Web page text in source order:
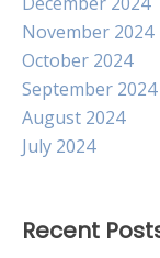
November 2024
October 2024
September 2024
August 2024
July 2024
Recent